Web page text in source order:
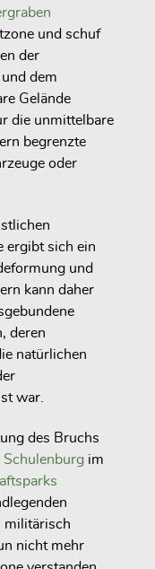
und schuf
der
und dem
Gelände
die unmittelbare
begrenzte
oder
ergibt sich ein
und
kann daher
deren
natürlichen
war.
des Bruchs
Schulenburg im
militärisch
nicht mehr